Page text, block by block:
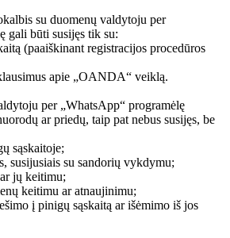
su duomenų valdytoju per
gali būti susijęs tik su:
(paaiškinant registracijos procedūros
apie „OANDA“ veiklą.
per „WhatsApp“ programėlę
ar priedų, taip pat nebus susijęs, be
sąskaitoje;
susijusiais su sandorių vykdymu;
jų keitimu;
keitimu ar atnaujinimu;
į pinigų sąskaitą ar išėmimo iš jos